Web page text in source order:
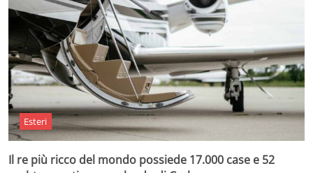
Esteri
Il re più ricco del mondo possiede 17.000 case e 52